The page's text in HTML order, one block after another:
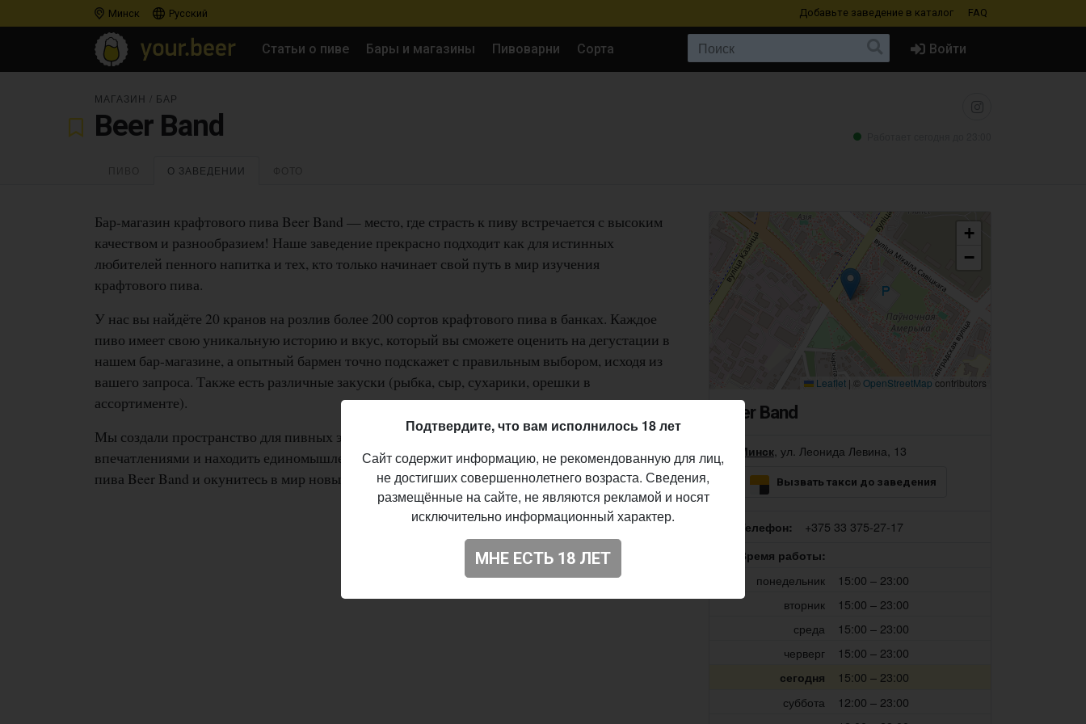
Минск Русский Добавьте заведение в каталог FAQ
Статьи о пиве Бары и магазины Пивоварни Сорта Войти
МАГАЗИН БАР
Beer Band
О ЗАВЕДЕНИИ
Бар-магазин крафтового пива Beer Band — место, где страсть к пиву встречается с высоким
качеством и разнообразием! Наше заведение прекрасно подходит как для истинных
любителей пенного напитка и тех, кто только начинает свой путь в мир изучения
крафтового пива.
У нас вы найдёте 20 кранов на розлив более 200 сортов крафтового пива в банках. Каждое
пиво имеет свою уникальную историю и вкус, который вы сможете оценить на дегустации в
нашем бар-магазине, а опытный бармен точно подскажет с правильным выбором, исходя из
вашего запроса. Также есть различные закуски (рыбка, сыр, сухарики, орешки в
ассортименте).
Мы создали пространство для пивных энтузиастов, где каждый может обмениваться
впечатлениями и находить единомышленников. Приходите к нам в бар-магазин крафтового
пива Beer Band и окунитесь в мир новых вкусов и приятного общения!
+
−
Leaflet | © OpenStreetMap contributors
Beer Band
Минск, ул. Леонида Левина, 13
Вызвать такси до заведения
Телефон: +375 33 375-27-17
Время работы:
понедельник
15:00 – 23:00
вторник
15:00 – 23:00
среда
15:00 – 23:00
черверг
15:00 – 23:00
сегодня
15:00 – 23:00
суббота
12:00 – 23:00
Подтвердите, что вам исполнилось 18 лет
Сайт содержит информацию, не рекомендованную для лиц,
не достигших совершеннолетнего возраста. Сведения,
размещённые на сайте, не являются рекламой и носят
исключительно информационный характер.
МНЕ ЕСТЬ 18 ЛЕТ